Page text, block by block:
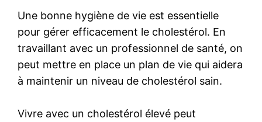
Une bonne hygiène de vie est essentielle
pour gérer efficacement le cholestérol. En
travaillant avec un professionnel de santé, on
peut mettre en place un plan de vie qui aidera
à maintenir un niveau de cholestérol sain.
Vivre avec un cholestérol élevé peut